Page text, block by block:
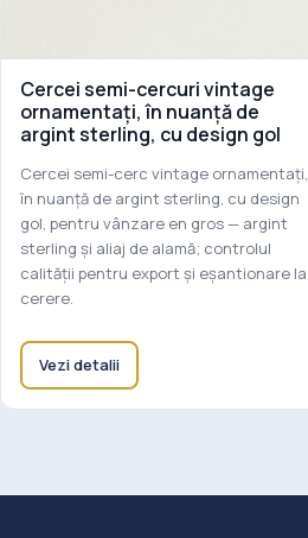
Cercei semi-cercuri vintage
ornamentați, în nuanță de
argint sterling, cu design gol
Cercei semi-cerc vintage ornamentați,
în nuanță de argint sterling, cu design
gol, pentru vânzare en gros — argint
sterling și aliaj de alamă; controlul
calității pentru export și eșantionare la
cerere.
Vezi detalii